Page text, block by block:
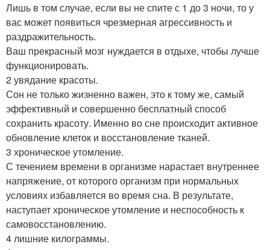
Лишь в том случае, если вы не спите с 1 до 3 ночи, то у
вас может появиться чрезмерная агрессивность и
раздражительность.
Ваш прекрасный мозг нуждается в отдыхе, чтобы лучше
функционировать.
2 увядание красоты.
Сон не только жизненно важен, это к тому же, самый
эффективный и совершенно бесплатный способ
сохранить красоту. Именно во сне происходит активное
обновление клеток и восстановление тканей.
3 хроническое утомление.
С течением времени в организме нарастает внутреннее
напряжение, от которого организм при нормальных
условиях избавляется во время сна. В результате,
наступает хроническое утомление и неспособность к
самовосстановлению.
4 лишние килограммы.